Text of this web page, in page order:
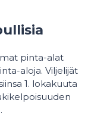
pinta-alat
aloja. Viljelijät
1. lokakuuta